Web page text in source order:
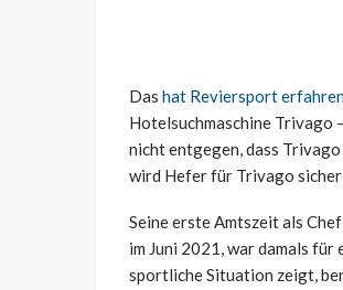
Das hat Reviersport
Hotelsuchmaschine Trivago
nicht entgegen, dass
wird Hefer für Trivago
Seine erste Amtszeit als
im Juni 2021, war damals
sportliche Situation zeigt,